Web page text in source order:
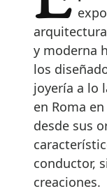
y moderna
los
joyería a lo
en Roma
desde sus
conductor,
creaciones.